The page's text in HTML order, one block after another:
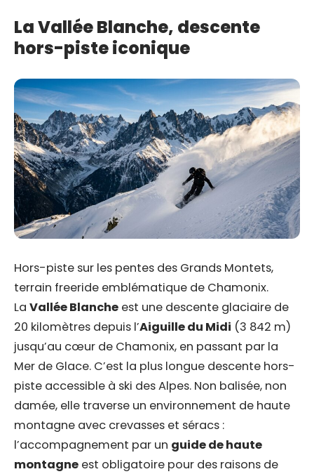
La Vallée Blanche, descente
hors-piste iconique
Hors-piste sur les pentes des Grands Montets,
terrain freeride emblématique de Chamonix.
La Vallée Blanche est une descente glaciaire de
20 kilomètres depuis l’Aiguille du Midi (3 842 m)
jusqu’au cœur de Chamonix, en passant par la
Mer de Glace. C’est la plus longue descente hors-
piste accessible à ski des Alpes. Non balisée, non
damée, elle traverse un environnement de haute
montagne avec crevasses et séracs :
l’accompagnement par un guide de haute
montagne est obligatoire pour des raisons de